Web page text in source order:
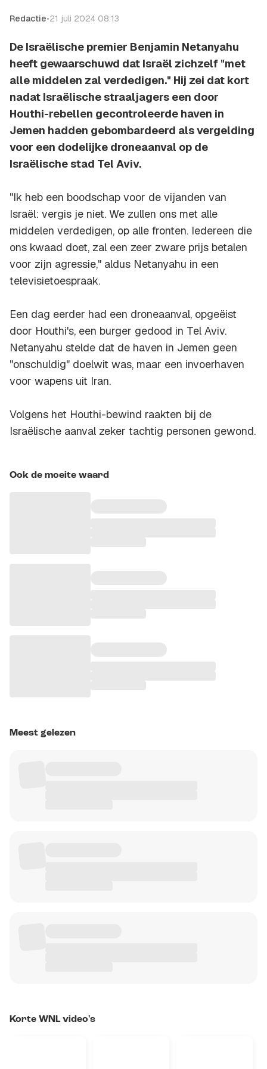
Redactie•21 juli 2024 08:13
De Israëlische premier Benjamin Netanyahu
heeft gewaarschuwd dat Israël zichzelf "met
alle middelen zal verdedigen." Hij zei dat kort
nadat Israëlische straaljagers een door
Houthi-rebellen gecontroleerde haven in
Jemen hadden gebombardeerd als vergelding
voor een dodelijke droneaanval op de
Israëlische stad Tel Aviv.
"Ik heb een boodschap voor de vijanden van
Israël: vergis je niet. We zullen ons met alle
middelen verdedigen, op alle fronten. Iedereen die
ons kwaad doet, zal een zeer zware prijs betalen
voor zijn agressie," aldus Netanyahu in een
televisietoespraak.
Een dag eerder had een droneaanval, opgeëist
door Houthi's, een burger gedood in Tel Aviv.
Netanyahu stelde dat de haven in Jemen geen
"onschuldig" doelwit was, maar een invoerhaven
voor wapens uit Iran.
Volgens het Houthi-bewind raakten bij de
Israëlische aanval zeker tachtig personen gewond.
Ook de moeite waard
Meest gelezen
Korte WNL video's